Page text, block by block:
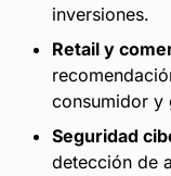
inversiones.
Retail y
consumidor y
Seguridad
detección de